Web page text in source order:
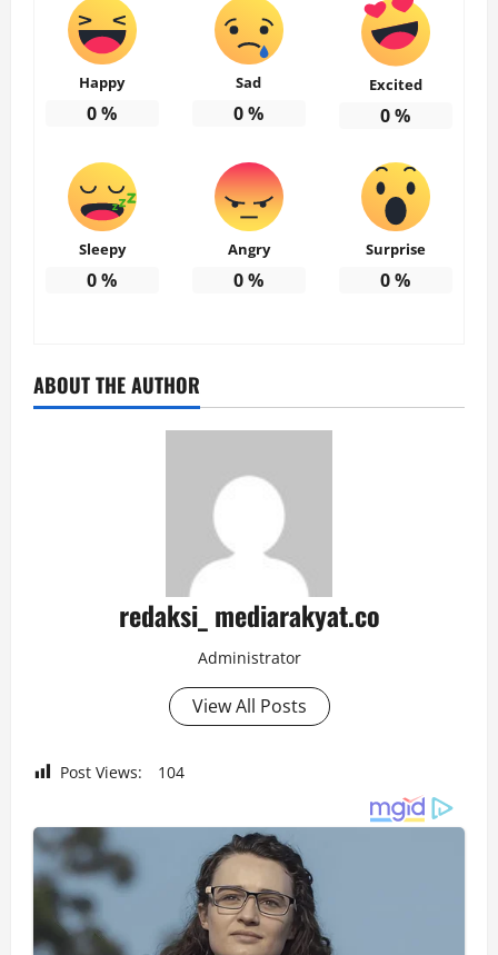
Happy
0%
Sad
0%
Excited
0%
Sleepy
0%
Angry
0%
Surprise
0%
ABOUT THE AUTHOR
redaksi_ mediarakyat.co
Administrator
View All Posts
Post Views: 104